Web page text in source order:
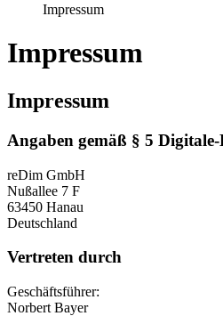
Impressum
Impressum
Impressum
Angaben gemäß § 5 Digitale-
reDim GmbH
Nußallee 7 F
63450 Hanau
Deutschland
Vertreten durch
Geschäftsführer:
Norbert Bayer